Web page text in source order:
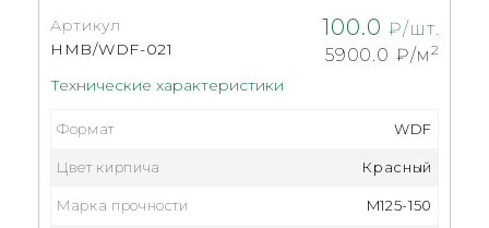
100.0 ₽/шт.
5900.0 ₽/м2
Технические характеристики
Артикул
HMB/WDF-021
Формат WDF
Цвет кирпича Красный
Марка прочности M125-150